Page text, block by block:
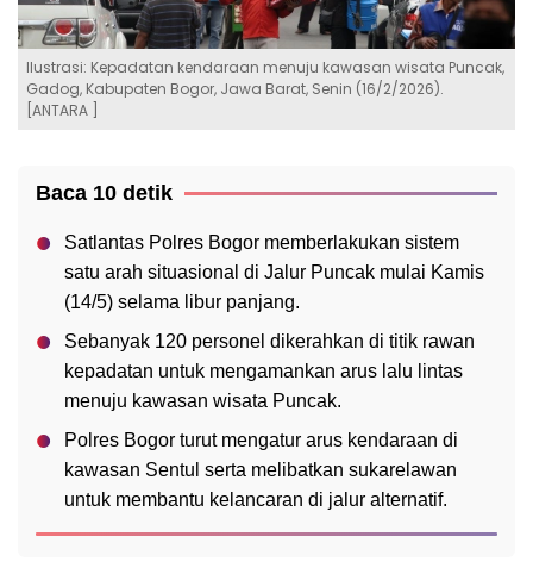
Ilustrasi: Kepadatan kendaraan menuju kawasan wisata Puncak,
Gadog, Kabupaten Bogor, Jawa Barat, Senin (16/2/2026).
[ANTARA ]
Baca 10 detik
Satlantas Polres Bogor memberlakukan sistem
satu arah situasional di Jalur Puncak mulai Kamis
(14/5) selama libur panjang.
Sebanyak 120 personel dikerahkan di titik rawan
kepadatan untuk mengamankan arus lalu lintas
menuju kawasan wisata Puncak.
Polres Bogor turut mengatur arus kendaraan di
kawasan Sentul serta melibatkan sukarelawan
untuk membantu kelancaran di jalur alternatif.